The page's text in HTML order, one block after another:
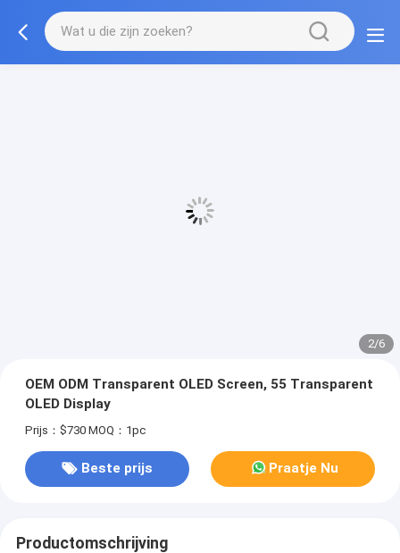
2/6
OEM ODM Transparent OLED Screen, 55 Transparent
OLED Display
Prijs：$730 MOQ：1pc
Beste prijs Praatje Nu
Productomschrijving